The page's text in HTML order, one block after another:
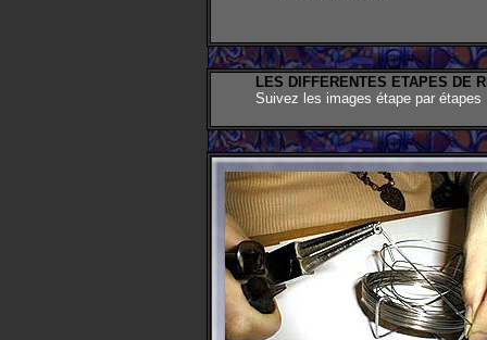
LES DIFFERENTES ETAPES DE
Suivez les images étape par étapes